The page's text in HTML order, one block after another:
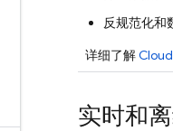
反规范化和
详细了解
实时和